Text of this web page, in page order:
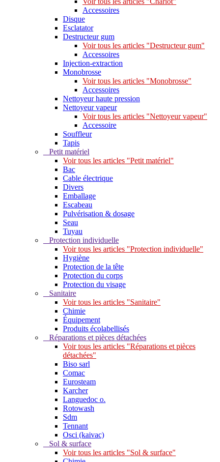
Accessoires
Disque
Esclatator
Destructeur gum
Voir tous les articles "Destructeur gum"
Accessoires
Injection-extraction
Monobrosse
Voir tous les articles "Monobrosse"
Accessoires
Nettoyeur haute pression
Nettoyeur vapeur
Voir tous les articles "Nettoyeur vapeur"
Accessoire
Souffleur
Tapis
Petit matériel
Voir tous les articles "Petit matériel"
Bac
Cable électrique
Divers
Emballage
Escabeau
Pulvérisation & dosage
Seau
Tuyau
Protection individuelle
Voir tous les articles "Protection individuelle"
Hygiène
Protection de la tête
Protection du corps
Protection du visage
Sanitaire
Voir tous les articles "Sanitaire"
Chimie
Équipement
Produits écolabellisés
Réparations et pièces détachées
Voir tous les articles "Réparations et pièces
détachées"
Biso sarl
Comac
Eurosteam
Karcher
Languedoc o.
Rotowash
Sdm
Tennant
Osci (kaivac)
Sol & surface
Voir tous les articles "Sol & surface"